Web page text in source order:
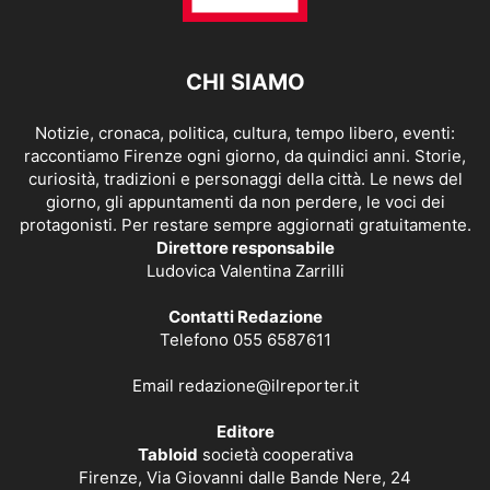
CHI SIAMO
Notizie, cronaca, politica, cultura, tempo libero, eventi:
raccontiamo Firenze ogni giorno, da quindici anni. Storie,
curiosità, tradizioni e personaggi della città. Le news del
giorno, gli appuntamenti da non perdere, le voci dei
protagonisti. Per restare sempre aggiornati gratuitamente.
Direttore responsabile
Ludovica Valentina Zarrilli
Contatti Redazione
Telefono 055 6587611
Email redazione@ilreporter.it
Editore
Tabloid società cooperativa
Firenze, Via Giovanni dalle Bande Nere, 24